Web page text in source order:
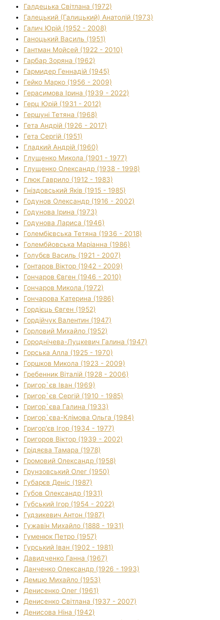
Галдецька Світлана (1972)
Галецький (Галицький) Анатолій (1973)
Галич Юрій (1952 - 2008)
Ганоцький Василь (1951)
Гантман Мойсей (1922 - 2010)
Гарбар Зоряна (1962)
Гармидер Геннадій (1945)
Гейко Марко (1956 - 2009)
Герасимова Ірина (1939 - 2022)
Герц Юрій (1931 - 2012)
Гершуні Тетяна (1968)
Гета Андрій (1926 - 2017)
Гета Сергій (1951)
Гладкий Андрій (1960)
Глущенко Микола (1901 - 1977)
Глущенко Олександр (1938 - 1998)
Глюк Гаврило (1912 - 1983)
Гніздовський Яків (1915 - 1985)
Годунов Олександр (1916 - 2002)
Годунова Ірина (1973)
Годунова Лариса (1946)
Голембієвська Тетяна (1936 - 2018)
Голембйовська Маріанна (1986)
Голубєв Василь (1921 - 2007)
Гонтаров Віктор (1942 - 2009)
Гончаров Євген (1946 - 2010)
Гончаров Микола (1972)
Гончарова Катерина (1986)
Гордієць Євген (1952)
Гордійчук Валентин (1947)
Горловий Михайло (1952)
Городнічева-Луцкевич Галина (1947)
Горська Алла (1925 - 1970)
Горшков Микола (1923 - 2009)
Гребенник Віталій (1928 - 2006)
Григор`єв Іван (1969)
Григор`єв Сергій (1910 - 1985)
Григор`єва Галина (1933)
Григор`єва-Клімова Ольга (1984)
Григор'єв Ігор (1934 - 1977)
Григоров Віктор (1939 - 2002)
Грідяєва Тамара (1978)
Громовий Олександр (1958)
Грунзовський Олег (1950)
Губарєв Деніс (1987)
Губов Олександр (1931)
Губський Ігор (1954 - 2022)
Гудзикевич Антон (1987)
Гужавін Михайло (1888 - 1931)
Гуменюк Петро (1957)
Гурський Іван (1902 - 1981)
Давидченко Ганна (1967)
Данченко Олександр (1926 - 1993)
Демцю Михайло (1953)
Денисенко Олег (1961)
Денисенко Світлана (1937 - 2007)
Денисова Ніна (1942)